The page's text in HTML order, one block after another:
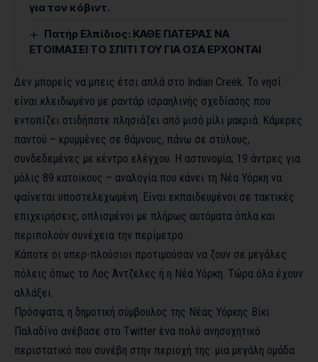
για τον κόβιντ.
Πατήρ Ελπίδιος: ΚΑΘΕ ΠΑΤΕΡΑΣ ΝΑ
ΕΤΟΙΜΑΣΕΙ ΤΟ ΣΠΙΤΙ ΤΟΥ ΓΙΑ ΟΣΑ ΕΡΧΟΝΤΑΙ
Δεν μπορείς να μπεις έτσι απλά στο Indian Creek. Το νησί
είναι κλειδωμένο με ραντάρ ισραηλινής σχεδίασης που
εντοπίζει οτιδήποτε πλησιάζει από μισό μίλι μακριά. Κάμερες
παντού – κρυμμένες σε θάμνους, πάνω σε στύλους,
συνδεδεμένες με κέντρο ελέγχου. Η αστυνομία; 19 άντρες για
μόλις 89 κατοίκους – αναλογία που κάνει τη Νέα Υόρκη να
φαίνεται υποστελεχωμένη. Είναι εκπαιδευμένοι σε τακτικές
επιχειρήσεις, οπλισμένοι με πλήρως αυτόματα όπλα και
περιπολούν συνέχεια την περίμετρο.
Κάποτε οι υπερ-πλούσιοι προτιμούσαν να ζουν σε μεγάλες
πόλεις όπως το Λος Άντζελες ή η Νέα Υόρκη. Τώρα όλα έχουν
αλλάξει.
Πρόσφατα, η δημοτική σύμβουλος της Νέας Υόρκης Βίκι
Παλαδίνο ανέβασε στο Twitter ένα πολύ ανησυχητικό
περιστατικό που συνέβη στην περιοχή της: μια μεγάλη ομάδα